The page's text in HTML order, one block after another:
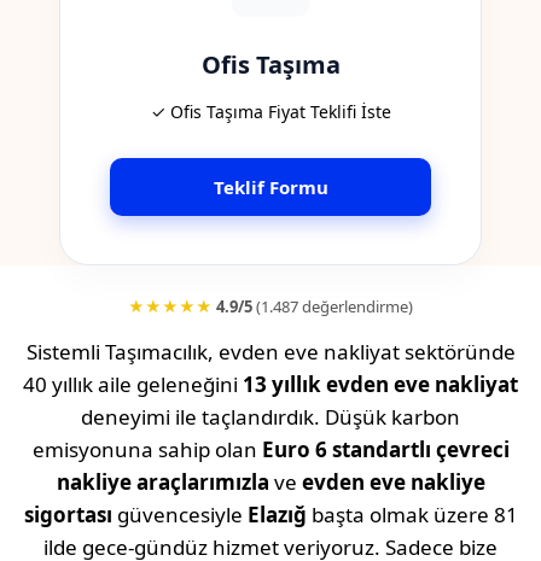
Ofis Taşıma
✓ Ofis Taşıma Fiyat Teklifi İste
Teklif Formu
★★★★★ 4.9/5(1.487 değerlendirme)
Sistemli Taşımacılık, evden eve nakliyat sektöründe
40 yıllık aile geleneğini 13 yıllık evden eve nakliyat
deneyimi ile taçlandırdık. Düşük karbon
emisyonuna sahip olan Euro 6 standartlı çevreci
nakliye araçlarımızla ve evden eve nakliye
sigortası güvencesiyle Elazığ başta olmak üzere 81
ilde gece-gündüz hizmet veriyoruz. Sadece bize